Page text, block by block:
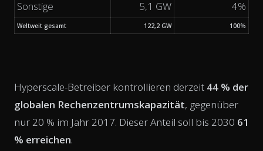
Sonstige 5,1 GW 4%
Weltweit gesamt 122,2 GW 100%
Hyperscale-Betreiber kontrollieren derzeit 44 % der
globalen Rechenzentrumskapazität, gegenüber
nur 20 % im Jahr 2017. Dieser Anteil soll bis 2030 61
% erreichen.